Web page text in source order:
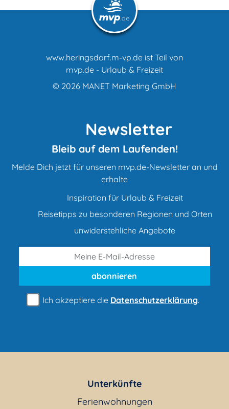
www.heringsdorf.m-vp.de ist Teil von
mvp.de - Urlaub & Freizeit
© 2026 MANET Marketing GmbH
Newsletter
Bleib auf dem Laufenden!
Melde Dich jetzt für unseren mvp.de-Newsletter an und
erhalte
Inspiration für Urlaub & Freizeit
Reisetipps zu besonderen Regionen und Orten
unwiderstehliche Angebote
abonnieren
Ich akzeptiere die Datenschutzerklärung.
Unterkünfte
Ferienwohnungen